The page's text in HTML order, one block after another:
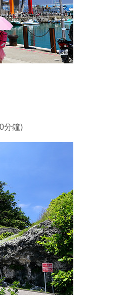
分鐘)